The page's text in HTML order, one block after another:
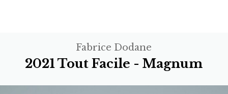
Fabrice Dodane
2021 Tout Facile - Magnum